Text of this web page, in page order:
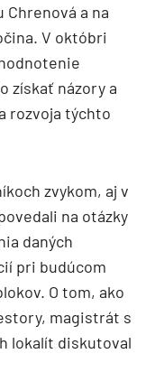
a na
V októbri
získať názory a
rozvoja týchto
zvykom, aj v
na otázky
daných
pri budúcom
O tom, ako
magistrát s
lokalít diskutoval